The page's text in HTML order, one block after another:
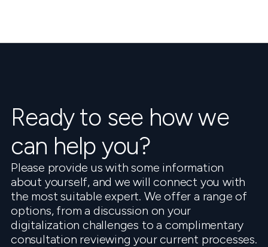
Ready to see how we
can help you?
Please provide us with some information
about yourself, and we will connect you with
the most suitable expert. We offer a range of
options, from a discussion on your
digitalization challenges to a complimentary
consultation reviewing your current processes.